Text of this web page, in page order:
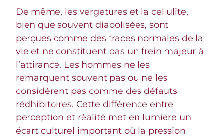
De même, les vergetures et la cellulite,
bien que souvent diabolisées, sont
perçues comme des traces normales de la
vie et ne constituent pas un frein majeur à
l’attirance. Les hommes ne les
remarquent souvent pas ou ne les
considèrent pas comme des défauts
rédhibitoires. Cette différence entre
perception et réalité met en lumière un
écart culturel important où la pression